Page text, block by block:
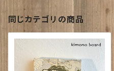
同じカテゴリの商品